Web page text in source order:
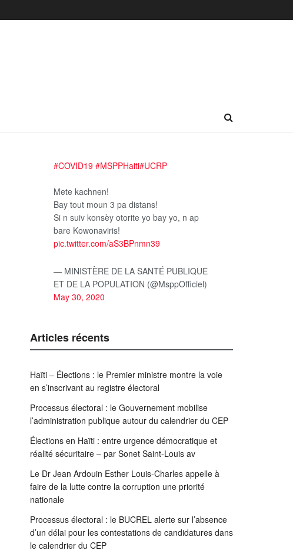
#COVID19 #MSPPHaiti#UCRP
Mete kachnen!
Bay tout moun 3 pa distans!
Si n suiv konsèy otorite yo bay yo, n ap
bare Kowonaviris!
pic.twitter.com/aS3BPnmn39
— MINISTÈRE DE LA SANTÉ PUBLIQUE
ET DE LA POPULATION (@MsppOfficiel)
May 30, 2020
Articles récents
Haïti – Élections : le Premier ministre montre la voie
en s’inscrivant au registre électoral
Processus électoral : le Gouvernement mobilise
l’administration publique autour du calendrier du CEP
Élections en Haïti : entre urgence démocratique et
réalité sécuritaire – par Sonet Saint-Louis av
Le Dr Jean Ardouin Esther Louis-Charles appelle à
faire de la lutte contre la corruption une priorité
nationale
Processus électoral : le BUCREL alerte sur l’absence
d’un délai pour les contestations de candidatures dans
le calendrier du CEP